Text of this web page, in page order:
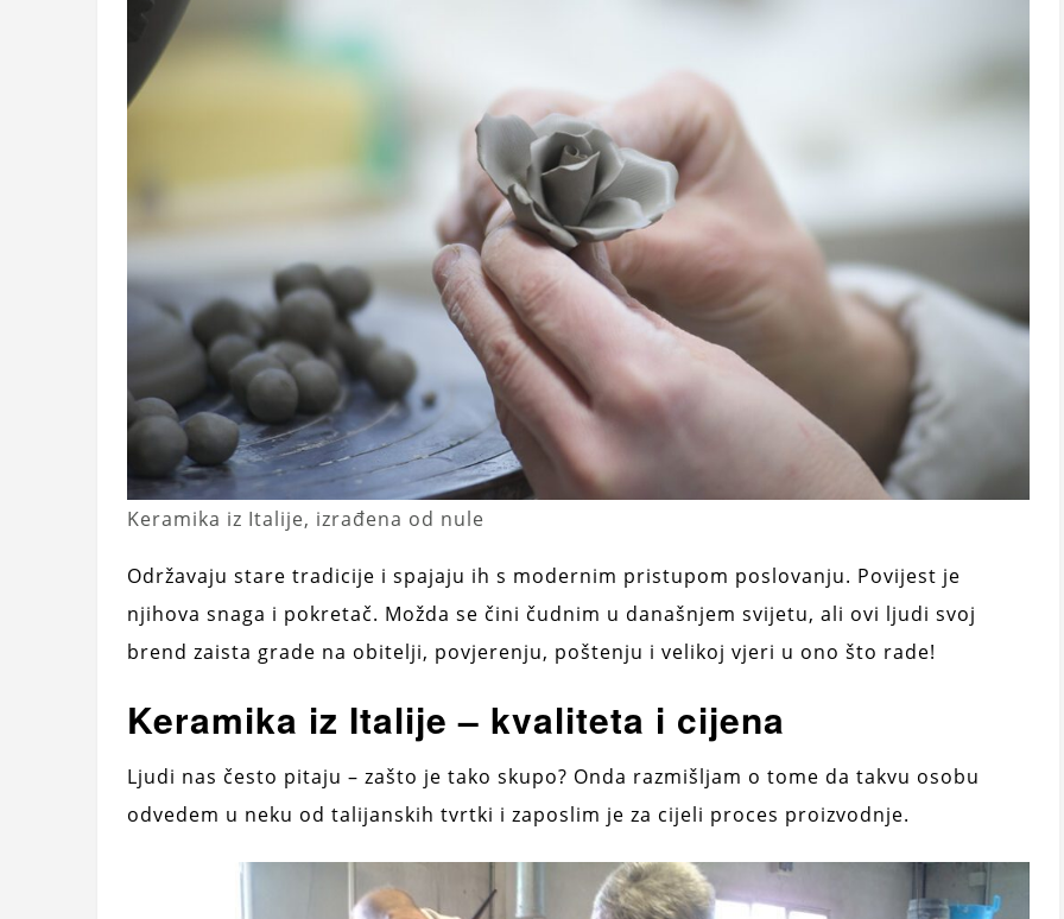
Keramika iz Italije, izrađena od nule
Održavaju stare tradicije i spajaju ih s modernim pristupom poslovanju. Povijest je
njihova snaga i pokretač. Možda se čini čudnim u današnjem svijetu, ali ovi ljudi svoj
brend zaista grade na obitelji, povjerenju, poštenju i velikoj vjeri u ono što rade!
Keramika iz Italije – kvaliteta i cijena
Ljudi nas često pitaju – zašto je tako skupo? Onda razmišljam o tome da takvu osobu
odvedem u neku od talijanskih tvrtki i zaposlim je za cijeli proces proizvodnje.